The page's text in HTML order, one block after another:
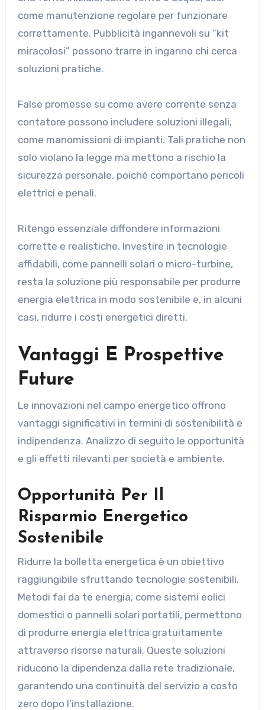
come manutenzione regolare per funzionare
correttamente. Pubblicità ingannevoli su “kit
miracolosi” possono trarre in inganno chi cerca
soluzioni pratiche.
False promesse su come avere corrente senza
contatore possono includere soluzioni illegali,
come manomissioni di impianti. Tali pratiche non
solo violano la legge ma mettono a rischio la
sicurezza personale, poiché comportano pericoli
elettrici e penali.
Ritengo essenziale diffondere informazioni
corrette e realistiche. Investire in tecnologie
affidabili, come pannelli solari o micro-turbine,
resta la soluzione più responsabile per produrre
energia elettrica in modo sostenibile e, in alcuni
casi, ridurre i costi energetici diretti.
Vantaggi E Prospettive
Future
Le innovazioni nel campo energetico offrono
vantaggi significativi in termini di sostenibilità e
indipendenza. Analizzo di seguito le opportunità
e gli effetti rilevanti per società e ambiente.
Opportunità Per Il
Risparmio Energetico
Sostenibile
Ridurre la bolletta energetica è un obiettivo
raggiungibile sfruttando tecnologie sostenibili.
Metodi fai da te energia, come sistemi eolici
domestici o pannelli solari portatili, permettono
di produrre energia elettrica gratuitamente
attraverso risorse naturali. Queste soluzioni
riducono la dipendenza dalla rete tradizionale,
garantendo una continuità del servizio a costo
zero dopo l’installazione.